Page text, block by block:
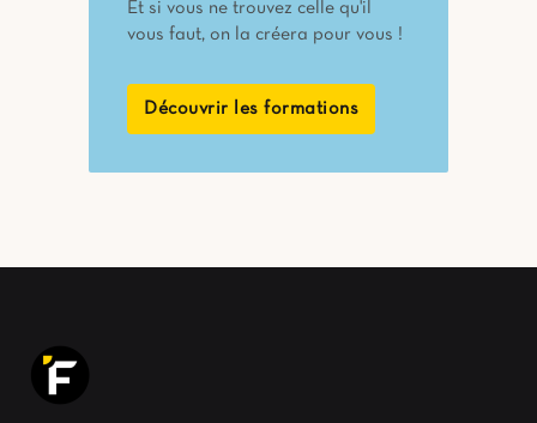
Et si vous ne trouvez celle qu'il
vous faut, on la créera pour vous !
Découvrir les formations